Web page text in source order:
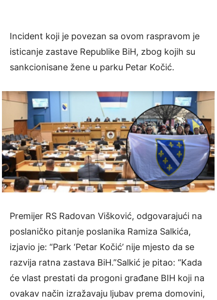
Incident koji je povezan sa ovom raspravom je
isticanje zastave Republike BiH, zbog kojih su
sankcionisane žene u parku Petar Kočić.
Premijer RS Radovan Višković, odgovarajući na
poslaničko pitanje poslanika Ramiza Salkića,
izjavio je: “Park ‘Petar Kočić’ nije mjesto da se
razvija ratna zastava BiH.”Salkić je pitao: “Kada
će vlast prestati da progoni građane BIH koji na
ovakav način izražavaju ljubav prema domovini,